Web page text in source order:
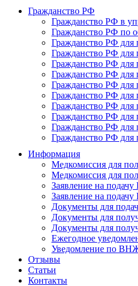
Гражданство РФ
Гражданство РФ в
Гражданство РФ по
Гражданство РФ для
Гражданство РФ для
Гражданство РФ для
Гражданство РФ для
Гражданство РФ для
Гражданство РФ для
Гражданство РФ для
Гражданство РФ
Гражданство РФ для
Гражданство РФ
Информация
Медкомиссия для
Медкомиссия для
Заявление на
Заявление на
Документы для
Документы для
Документы для
Ежегодное
Уведомление по
Отзывы
Статьи
Контакты